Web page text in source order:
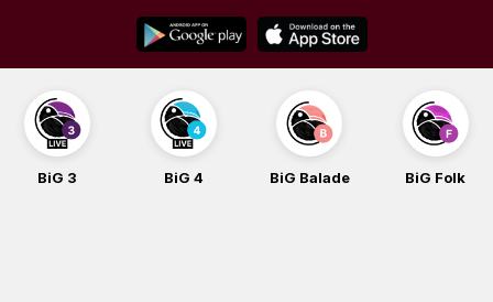
content
BiG 3 BiG 4 BiG Balade BiG Folk